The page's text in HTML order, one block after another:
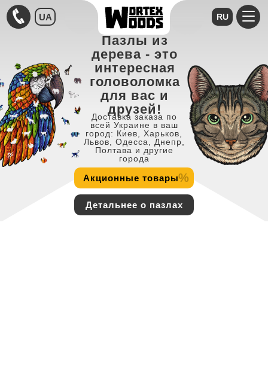
Акционные товары%
Пазлы из
дерева - это
интересная
головоломка
для вас и
друзей!
Доставка заказа по
всей Украине в ваш
город: Киев, Харьков,
Львов, Одесса, Днепр,
Полтава и другие
города
Детальнее о пазлах
UA RU